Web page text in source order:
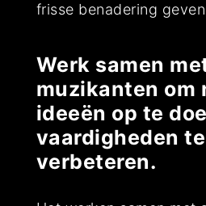
frisse benadering
Werk samen
muzikanten om
ideeën op te
vaardigheden te
verbeteren.